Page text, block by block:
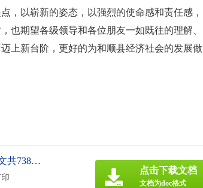
，以崭新的姿态，以强烈的使命感和责任感，
也期望各级领导和各位朋友一如既往的理解、
上新台阶，更好的为和顺县经济社会的发展做
《公司新办公地点落成典礼仪式讲话[本文共738字].doc》
点击下载文档
文档为doc格式